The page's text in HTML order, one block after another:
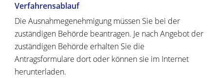
Verfahrensablauf
Die Ausnahmegenehmigung müssen Sie bei der
zuständigen Behörde beantragen. Je nach Angebot der
zuständigen Behörde erhalten Sie die
Antragsformulare dort oder können sie im Internet
herunterladen.